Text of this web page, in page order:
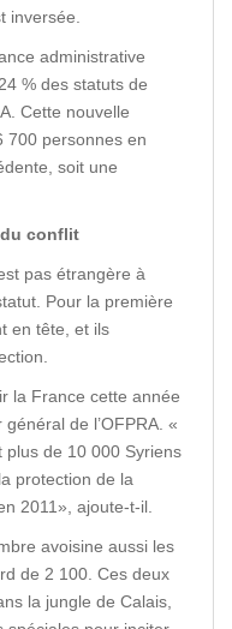
inversée.
administrative
% des statuts de
Cette nouvelle
700 personnes en
soit une
du conflit
pas étrangère à
Pour la première
en tête, et ils
la France cette année
de l’OFPRA. «
plus de 10 000 Syriens
protection de la
2011», ajoute-t-il.
avoisine aussi les
de 2 100. Ces deux
la jungle de Calais,